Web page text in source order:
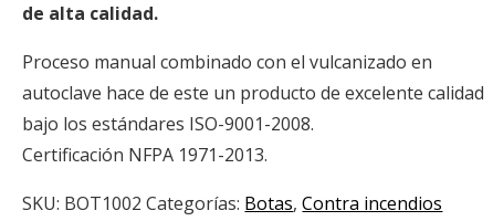
de alta calidad.
Proceso manual combinado con el vulcanizado en
autoclave hace de este un producto de excelente calidad
bajo los estándares ISO-9001-2008.
Certificación NFPA 1971-2013.
SKU: BOT1002 Categorías: Botas,Contra incendios